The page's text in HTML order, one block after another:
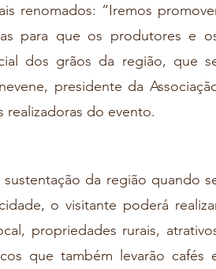
renomados: “Iremos
para que os produtores e
dos grãos da região, que
presidente da
realizadoras do evento.
o visitante poderá
propriedades rurais,
que também levarão cafés